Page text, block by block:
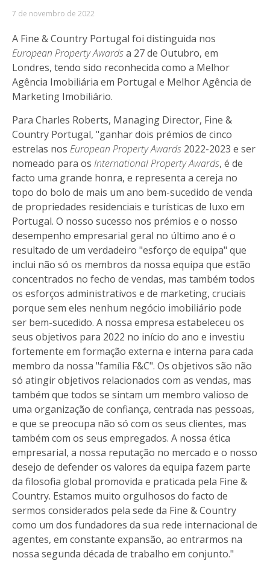
7 de novembro de 2022
A Fine & Country Portugal foi distinguida nos
European Property Awardsa 27 de Outubro, em
Londres, tendo sido reconhecida como a Melhor
Agência Imobiliária em Portugal e Melhor Agência de
Marketing Imobiliário.
Para Charles Roberts, Managing Director, Fine &
Country Portugal, "ganhar dois prémios de cinco
estrelas nos European Property Awards 2022-2023 e ser
nomeado para os International Property Awards, é de
facto uma grande honra, e representa a cereja no
topo do bolo de mais um ano bem-sucedido de venda
de propriedades residenciais e turísticas de luxo em
Portugal. O nosso sucesso nos prémios e o nosso
desempenho empresarial geral no último ano é o
resultado de um verdadeiro "esforço de equipa" que
inclui não só os membros da nossa equipa que estão
concentrados no fecho de vendas, mas também todos
os esforços administrativos e de marketing, cruciais
porque sem eles nenhum negócio imobiliário pode
ser bem-sucedido. A nossa empresa estabeleceu os
seus objetivos para 2022 no início do ano e investiu
fortemente em formação externa e interna para cada
membro da nossa "família F&C". Os objetivos são não
só atingir objetivos relacionados com as vendas, mas
também que todos se sintam um membro valioso de
uma organização de confiança, centrada nas pessoas,
e que se preocupa não só com os seus clientes, mas
também com os seus empregados. A nossa ética
empresarial, a nossa reputação no mercado e o nosso
desejo de defender os valores da equipa fazem parte
da filosofia global promovida e praticada pela Fine &
Country. Estamos muito orgulhosos do facto de
sermos considerados pela sede da Fine & Country
como um dos fundadores da sua rede internacional de
agentes, em constante expansão, ao entrarmos na
nossa segunda década de trabalho em conjunto."